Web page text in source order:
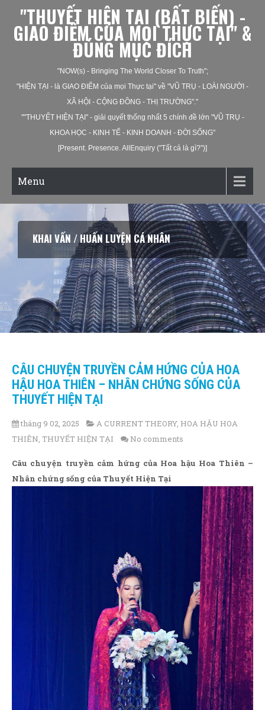
"THUYẾT HIỆN TẠI (BẤT BIẾN) -
GIAO ĐIỂM CỦA MỌI THỰC TẠI" &
ĐÚNG MỤC ĐÍCH
"NOW(s) - Bringing The World Closer To Truth";
"HIỆN TẠI - là GIAO ĐIỂM của mọi Thực tại" về "VŨ TRỤ - LOÀI NGƯỜI -
XÃ HỘI - CỘNG ĐỒNG - THỊ TRƯỜNG"."
""THUYẾT HIỆN TẠI" - giải quyết thống nhất 5 chính đề lớn "VŨ TRỤ -
KHOA HỌC - KINH TẾ - KINH DOANH - ĐỜI SỐNG"
[Present. Presence. AllEnquiry ("Tất cả là gì?")]
Menu
KHAI VẤN / HUẤN LUYỆN CÁ NHÂN
CÂU CHUYỆN TRUYỀN CẢM HỨNG CỦA HOA
HẬU HOA THIÊN – NHÂN CHỨNG SỐNG CỦA
THUYẾT HIỆN TẠI
tháng 9 02, 2025 A CURRENT THEORY, HOA HẬU HOA
THIÊN, THUYẾT HIỆN TẠI No comments
Câu chuyện truyền cảm hứng của Hoa hậu Hoa Thiên –
Nhân chứng sống của Thuyết Hiện Tại